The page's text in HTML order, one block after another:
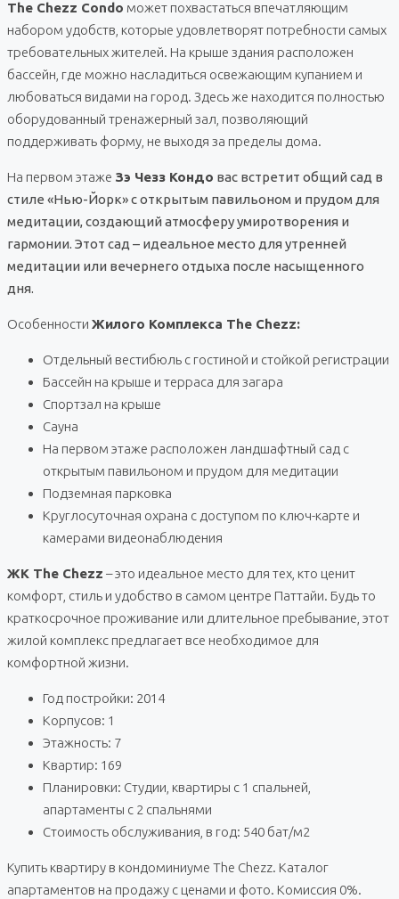
The Chezz Condo может похвастаться впечатляющим
набором удобств, которые удовлетворят потребности самых
требовательных жителей. На крыше здания расположен
бассейн, где можно насладиться освежающим купанием и
любоваться видами на город. Здесь же находится полностью
оборудованный тренажерный зал, позволяющий
поддерживать форму, не выходя за пределы дома.
На первом этаже Зэ Чезз Кондо вас встретит общий сад в
стиле «Нью-Йорк» с открытым павильоном и прудом для
медитации, создающий атмосферу умиротворения и
гармонии. Этот сад – идеальное место для утренней
медитации или вечернего отдыха после насыщенного
дня.
Особенности Жилого Комплекса The Chezz:
Отдельный вестибюль с гостиной и стойкой регистрации
Бассейн на крыше и терраса для загара
Спортзал на крыше
Сауна
На первом этаже расположен ландшафтный сад с
открытым павильоном и прудом для медитации
Подземная парковка
Круглосуточная охрана с доступом по ключ-карте и
камерами видеонаблюдения
ЖК The Chezz – это идеальное место для тех, кто ценит
комфорт, стиль и удобство в самом центре Паттайи. Будь то
краткосрочное проживание или длительное пребывание, этот
жилой комплекс предлагает все необходимое для
комфортной жизни.
Год постройки: 2014
Корпусов: 1
Этажность: 7
Квартир: 169
Планировки: Студии, квартиры с 1 спальней,
апартаменты с 2 спальнями
Стоимость обслуживания, в год: 540 бат/м2
Купить квартиру в кондоминиуме The Chezz. Каталог
апартаментов на продажу с ценами и фото. Комиссия 0%.